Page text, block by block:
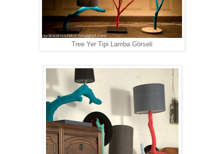
Tree Yer Tipi Lamba Görseli